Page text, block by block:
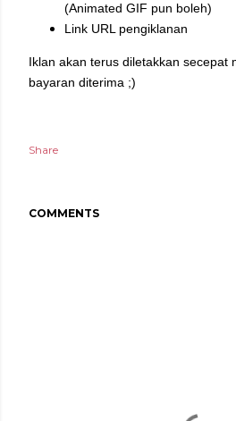
(Animated GIF pun boleh)
Link URL pengiklanan
Iklan akan terus diletakkan secepat
bayaran diterima ;)
Share
COMMENTS